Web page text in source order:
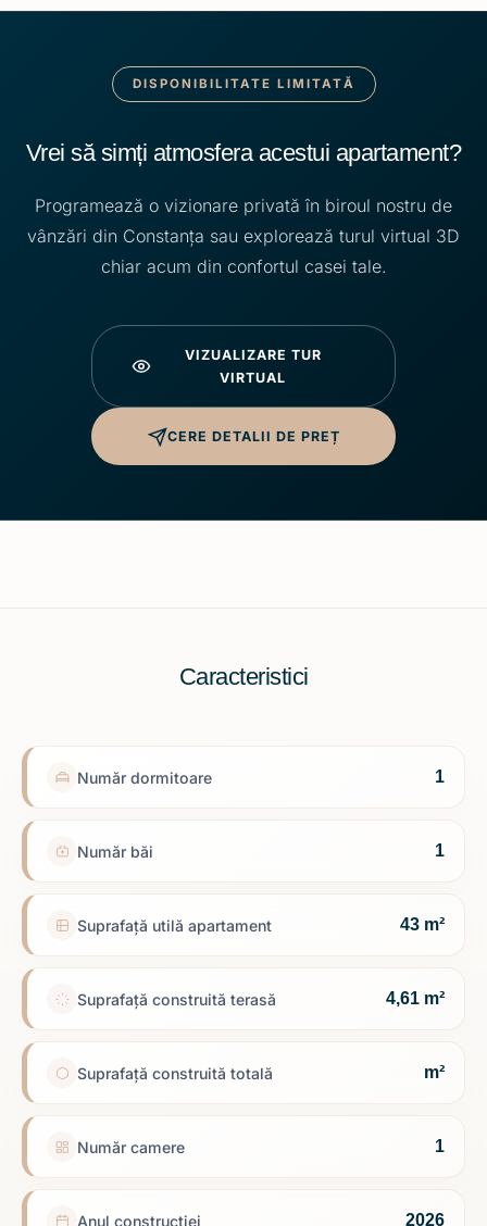
DISPONIBILITATE LIMITATĂ
Vrei să simți atmosfera acestui apartament?
Programează o vizionare privată în biroul nostru de
vânzări din Constanța sau explorează turul virtual 3D
chiar acum din confortul casei tale.
VIZUALIZARE TUR
VIRTUAL
CERE DETALII DE PREȚ
Caracteristici
Număr dormitoare 1
Număr băi 1
Suprafață utilă apartament 43 m²
Suprafață construită terasă 4,61 m²
Suprafață construită totală m²
Număr camere 1
Anul construcției 2026